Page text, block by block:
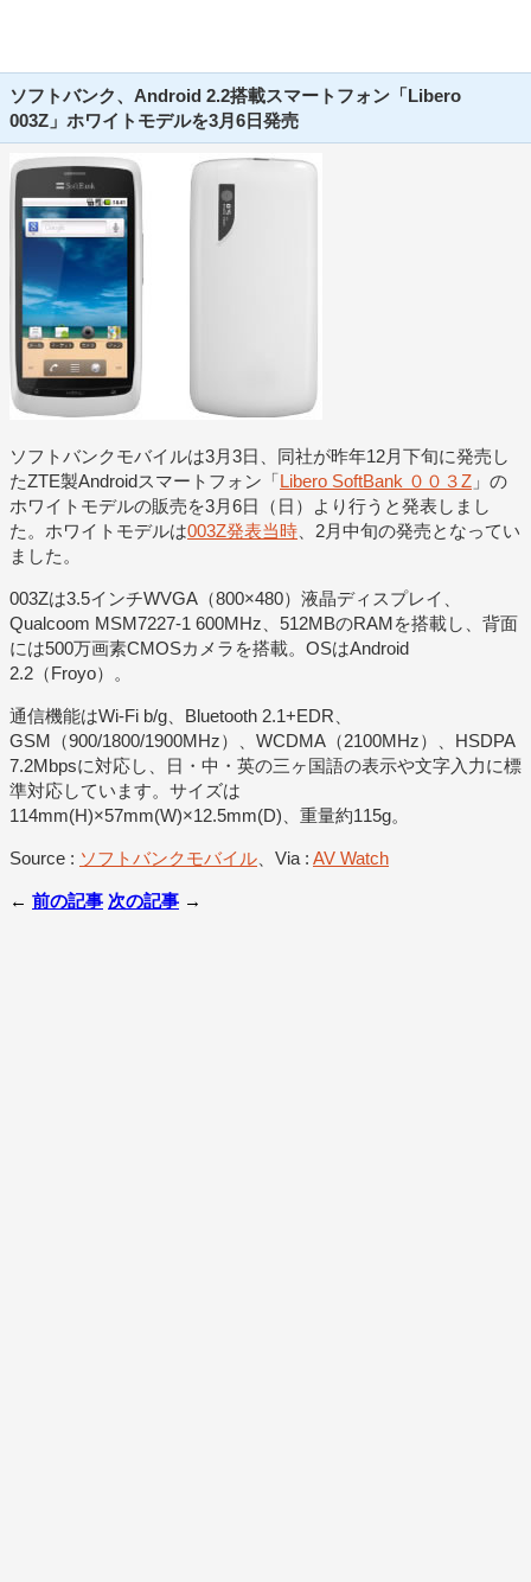
ソフトバンク、Android 2.2搭載スマートフォン「Libero
003Z」ホワイトモデルを3月6日発売
ソフトバンクモバイルは3月3日、同社が昨年12月下旬に発売し
たZTE製Androidスマートフォン「Libero SoftBank ００３Z 」の
ホワイトモデルの販売を3月6日（日）より行うと発表しまし
た。ホワイトモデルは003Z発表当時 、2月中旬の発売となってい
ました。
003Zは3.5インチWVGA（800×480）液晶ディスプレイ、
Qualcoom MSM7227-1 600MHz、512MBのRAMを搭載し、背面
には500万画素CMOSカメラを搭載。OSはAndroid
2.2（Froyo）。
通信機能はWi-Fi b/g、Bluetooth 2.1+EDR、
GSM（900/1800/1900MHz）、WCDMA（2100MHz）、HSDPA
7.2Mbpsに対応し、日・中・英の三ヶ国語の表示や文字入力に標
準対応しています。サイズは
114mm(H)×57mm(W)×12.5mm(D)、重量約115g。
Source : ソフトバンクモバイル 、Via : AV Watch
← 前の記事 次の記事 →